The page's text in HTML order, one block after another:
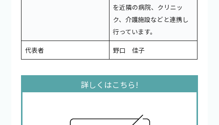
を近隣の病院、クリニッ
ク、介護施設などと連携し
行っています。
代表者
野口 佳子